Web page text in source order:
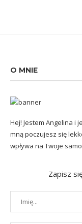
O MNIE
Hej! Jestem Angelina i
mną poczujesz się
wpływa na Twoje
Zapisz